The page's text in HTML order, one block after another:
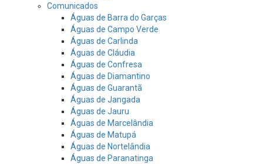
Comunicados
Águas de Barra do Garças
Águas de Campo Verde
Águas de Carlinda
Águas de Cláudia
Águas de Confresa
Águas de Diamantino
Águas de Guarantã
Águas de Jangada
Águas de Jauru
Águas de Marcelândia
Águas de Matupá
Águas de Nortelândia
Águas de Paranatinga